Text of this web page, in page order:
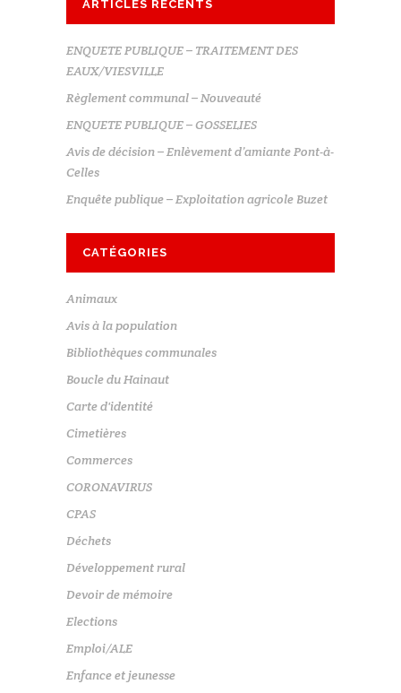
ARTICLES RÉCENTS
ENQUETE PUBLIQUE – TRAITEMENT DES
EAUX/VIESVILLE
Règlement communal – Nouveauté
ENQUETE PUBLIQUE – GOSSELIES
Avis de décision – Enlèvement d’amiante Pont-à-
Celles
Enquête publique – Exploitation agricole Buzet
CATÉGORIES
Animaux
Avis à la population
Bibliothèques communales
Boucle du Hainaut
Carte d'identité
Cimetières
Commerces
CORONAVIRUS
CPAS
Déchets
Développement rural
Devoir de mémoire
Elections
Emploi/ALE
Enfance et jeunesse